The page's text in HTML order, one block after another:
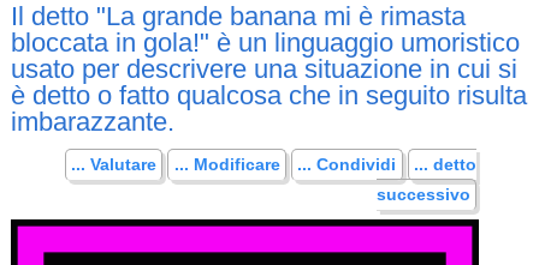
Il detto "La grande banana mi è rimasta
bloccata in gola!" è un linguaggio umoristico
usato per descrivere una situazione in cui si
è detto o fatto qualcosa che in seguito risulta
imbarazzante.
... Valutare ... Modificare ... Condividi
... detto
successivo